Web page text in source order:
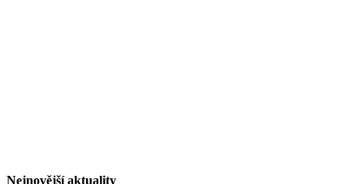
Nejnovější aktuality